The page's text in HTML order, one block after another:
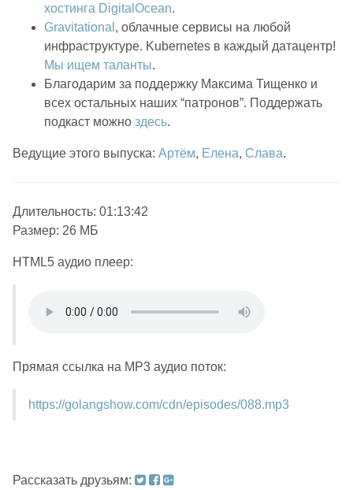
хостинга DigitalOcean.
Gravitational , облачные сервисы на любой
инфраструктуре. Kubernetes в каждый датацентр!
Мы ищем таланты.
Благодарим за поддержку Максима Тищенко и
всех остальных наших “патронов”. Поддержать
подкаст можно здесь.
Ведущие этого выпуска: Артём, Елена, Слава.
Длительность: 01:13:42
Размер: 26 МБ
HTML5 аудио плеер:
Прямая ссылка на MP3 аудио поток:
https://golangshow.com/cdn/episodes/088.mp3
Рассказать друзьям: